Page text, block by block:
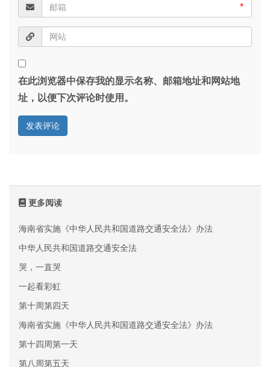
*
在此浏览器中保存我的显示名称、邮箱地址和网站地
址，以便下次评论时使用。
更多阅读
海南省实施《中华人民共和国道路交通安全法》办法
中华人民共和国道路交通安全法
哭，一直哭
一起看彩虹
第十周第四天
海南省实施《中华人民共和国道路交通安全法》办法
第十四周第一天
第八周第五天